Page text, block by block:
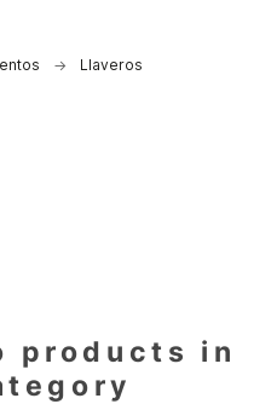
Llaveros
products in